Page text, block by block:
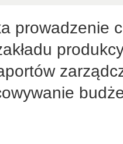
prowadzenie